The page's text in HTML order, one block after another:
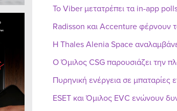
Το Viber μετατρέπει τα in-app
Radisson και Accenture φέρνουν
Η Thales Alenia Space
Ο Όμιλος CSG παρουσιάζει την
Πυρηνική ενέργεια σε
ESET και Όμιλος EVC ενώνουν